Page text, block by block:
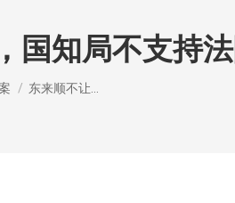
国知局不支持
东来顺不让…